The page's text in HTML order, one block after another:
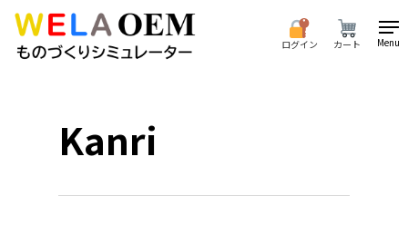
Skip
ログイン カート Menu
Kanri